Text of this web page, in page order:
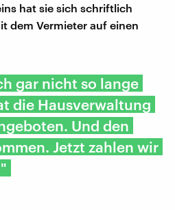
hat sie sich schriftlich
dem Vermieter auf einen
gar nicht so lange
die Hausverwaltung
Und den
Jetzt zahlen wir